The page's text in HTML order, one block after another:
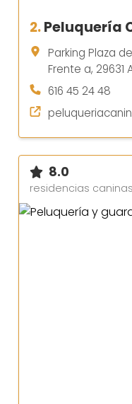
2.Peluquería
Parking Plaza
Frente a, 29631
616 45 24 48
8.0
residencias caninas